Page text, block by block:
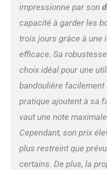
impressionne par son
capacité à garder les
trois jours grâce à une
efficace. Sa
choix idéal pour une
bandoulière
pratique ajoutent à sa
vaut une note
Cependant, son prix
plus restreint que
certains. De plus, la